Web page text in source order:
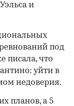
и
под
писала, что
уйти в
недоверия.
планов, а 5